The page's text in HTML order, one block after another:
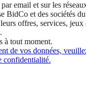
email et sur les
BidCo et des sociétés du
offres, services, jeux
à tout moment.
de vos données,
confidentialité.